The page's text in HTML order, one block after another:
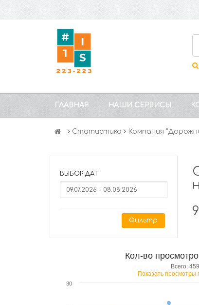
ГЛАВНАЯ НАШИ СЕРВИСЫ
Статистика Компания
ВЫБОР ДАТ
Фильтр
Кол-во
Всего: 459
Показать просмотры
30